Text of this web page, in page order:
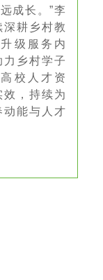
成长。”李
耕乡村教
级服务内
乡村学子
校人才资
，持续为
能与人才